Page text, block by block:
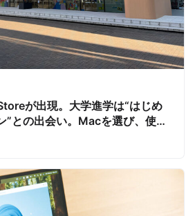
が出現。大学進学は“はじめ
”との出会い。Macを選び、使う
のオープンキャンパスでアピール